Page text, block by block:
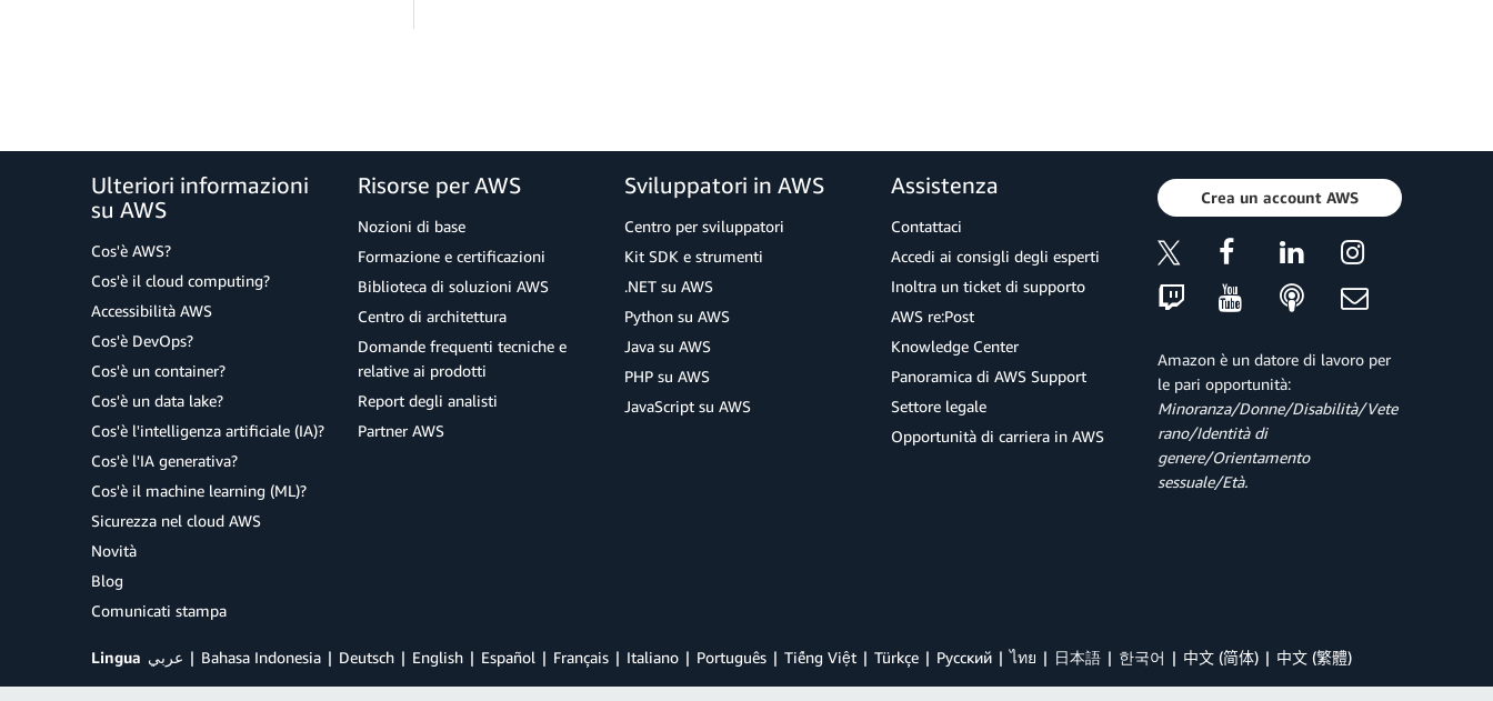
Ulteriori informazioni
su AWS
Cos'è AWS?
Cos'è il cloud computing?
Accessibilità AWS
Cos'è DevOps?
Cos'è un container?
Cos'è un data lake?
Cos'è l'intelligenza artificiale (IA)?
Cos'è l'IA generativa?
Cos'è il machine learning (ML)?
Sicurezza nel cloud AWS
Novità
Blog
Comunicati stampa
Risorse per AWS
Nozioni di base
Formazione e certificazioni
Biblioteca di soluzioni AWS
Centro di architettura
Domande frequenti tecniche e
relative ai prodotti
Report degli analisti
Partner AWS
Sviluppatori in AWS
Centro per sviluppatori
Kit SDK e strumenti
.NET su AWS
Python su AWS
Java su AWS
PHP su AWS
JavaScript su AWS
Assistenza
Contattaci
Accedi ai consigli degli esperti
Inoltra un ticket di supporto
AWS re:Post
Knowledge Center
Panoramica di AWS Support
Settore legale
Opportunità di carriera in AWS
Crea un account AWS
Amazon è un datore di lavoro per
le pari opportunità:
Minoranza/Donne/Disabilità/Vete
rano/Identità di
genere/Orientamento
sessuale/Età.
Lingua عربي Bahasa Indonesia Deutsch English Español Français Italiano Português Tiếng Việt Türkçe Ρусский ไทย 日本語 한국어 中文 (简体) 中文 (繁體)